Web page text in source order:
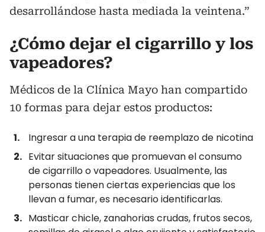
desarrollándose hasta mediada la veintena.”
¿Cómo dejar el cigarrillo y los
vapeadores?
Médicos de la Clínica Mayo han compartido
10 formas para dejar estos productos:
Ingresar a una terapia de reemplazo de nicotina
Evitar situaciones que promuevan el consumo
de cigarrillo o vapeadores. Usualmente, las
personas tienen ciertas experiencias que los
llevan a fumar, es necesario identificarlas.
Masticar chicle, zanahorias crudas, frutos secos,